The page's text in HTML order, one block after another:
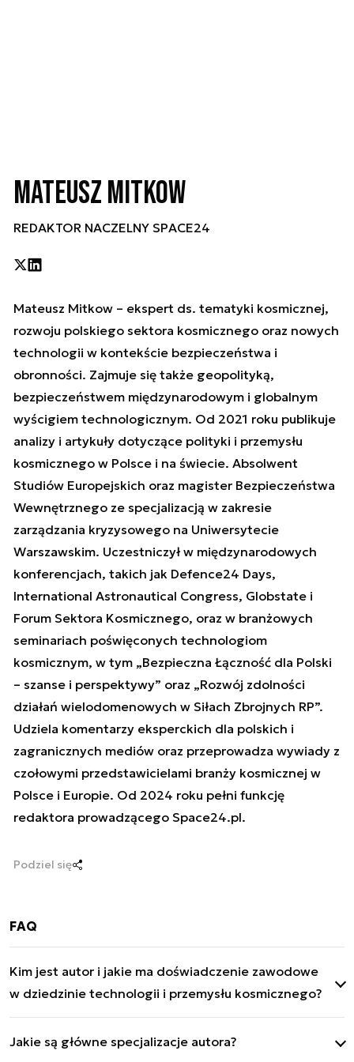
Mateusz Mitkow
REDAKTOR NACZELNY SPACE24
Mateusz Mitkow – ekspert ds. tematyki kosmicznej,
rozwoju polskiego sektora kosmicznego oraz nowych
technologii w kontekście bezpieczeństwa i
obronności. Zajmuje się także geopolityką,
bezpieczeństwem międzynarodowym i globalnym
wyścigiem technologicznym. Od 2021 roku publikuje
analizy i artykuły dotyczące polityki i przemysłu
kosmicznego w Polsce i na świecie. Absolwent
Studiów Europejskich oraz magister Bezpieczeństwa
Wewnętrznego ze specjalizacją w zakresie
zarządzania kryzysowego na Uniwersytecie
Warszawskim. Uczestniczył w międzynarodowych
konferencjach, takich jak Defence24 Days,
International Astronautical Congress, Globstate i
Forum Sektora Kosmicznego, oraz w branżowych
seminariach poświęconych technologiom
kosmicznym, w tym „Bezpieczna Łączność dla Polski
– szanse i perspektywy” oraz „Rozwój zdolności
działań wielodomenowych w Siłach Zbrojnych RP”.
Udziela komentarzy eksperckich dla polskich i
zagranicznych mediów oraz przeprowadza wywiady z
czołowymi przedstawicielami branży kosmicznej w
Polsce i Europie. Od 2024 roku pełni funkcję
redaktora prowadzącego Space24.pl.
Podziel się
FAQ
Kim jest autor i jakie ma doświadczenie zawodowe
w dziedzinie technologii i przemysłu kosmicznego?
kosmicznej, rozwoju polskiego sektora
Jakie są główne specjalizacje autora?